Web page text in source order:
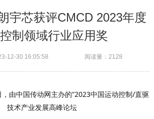
宇芯获评CMCD 2023年度
制领域行业应用奖
12-30 16:05:58 阅读量：2128
由中国传动网主办的“2023中国运动控制/直驱
技术产业发展高峰论坛